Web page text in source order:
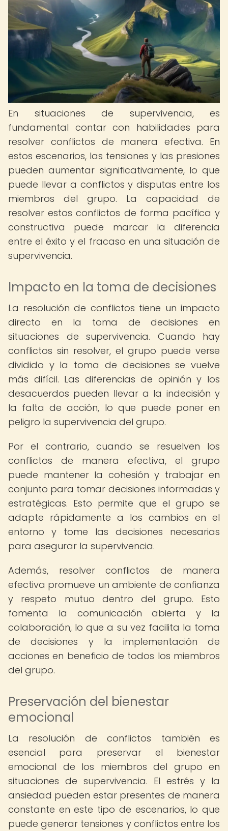
En situaciones de supervivencia, es
fundamental contar con habilidades para
resolver conflictos de manera efectiva. En
estos escenarios, las tensiones y las presiones
pueden aumentar significativamente, lo que
puede llevar a conflictos y disputas entre los
miembros del grupo. La capacidad de
resolver estos conflictos de forma pacífica y
constructiva puede marcar la diferencia
entre el éxito y el fracaso en una situación de
supervivencia.
Impacto en la toma de decisiones
La resolución de conflictos tiene un impacto
directo en la toma de decisiones en
situaciones de supervivencia. Cuando hay
conflictos sin resolver, el grupo puede verse
dividido y la toma de decisiones se vuelve
más difícil. Las diferencias de opinión y los
desacuerdos pueden llevar a la indecisión y
la falta de acción, lo que puede poner en
peligro la supervivencia del grupo.
Por el contrario, cuando se resuelven los
conflictos de manera efectiva, el grupo
puede mantener la cohesión y trabajar en
conjunto para tomar decisiones informadas y
estratégicas. Esto permite que el grupo se
adapte rápidamente a los cambios en el
entorno y tome las decisiones necesarias
para asegurar la supervivencia.
Además, resolver conflictos de manera
efectiva promueve un ambiente de confianza
y respeto mutuo dentro del grupo. Esto
fomenta la comunicación abierta y la
colaboración, lo que a su vez facilita la toma
de decisiones y la implementación de
acciones en beneficio de todos los miembros
del grupo.
Preservación del bienestar
emocional
La resolución de conflictos también es
esencial para preservar el bienestar
emocional de los miembros del grupo en
situaciones de supervivencia. El estrés y la
ansiedad pueden estar presentes de manera
constante en este tipo de escenarios, lo que
puede generar tensiones y conflictos entre los